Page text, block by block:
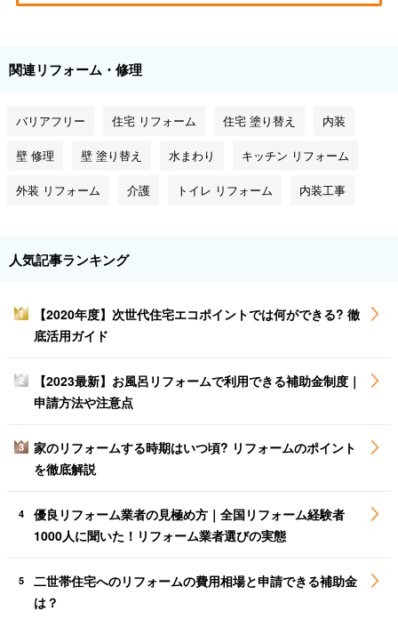
関連リフォーム・修理
バリアフリー 住宅 リフォーム 住宅 塗り替え 内装
壁 修理 壁 塗り替え 水まわり キッチン リフォーム
外装 リフォーム 介護 トイレ リフォーム 内装工事
人気記事ランキング
1
【2020年度】次世代住宅エコポイントでは何ができる? 徹
底活用ガイド
2
【2023最新】お風呂リフォームで利用できる補助金制度｜
申請方法や注意点
3
家のリフォームする時期はいつ頃? リフォームのポイント
を徹底解説
4
優良リフォーム業者の見極め方｜全国リフォーム経験者
1000人に聞いた！リフォーム業者選びの実態
5
二世帯住宅へのリフォームの費用相場と申請できる補助金
は？